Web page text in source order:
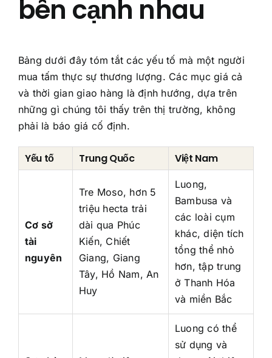
bên cạnh nhau
Bảng dưới đây tóm tắt các yếu tố mà một người
mua tấm thực sự thương lượng. Các mục giá cả
và thời gian giao hàng là định hướng, dựa trên
những gì chúng tôi thấy trên thị trường, không
phải là báo giá cố định.
Yếu tố Trung Quốc Việt Nam
Cơ sở
tài
nguyên
Tre Moso, hơn 5
triệu hecta trải
dài qua Phúc
Kiến, Chiết
Giang, Giang
Tây, Hồ Nam, An
Huy
Luong,
Bambusa và
các loài cụm
khác, diện tích
tổng thể nhỏ
hơn, tập trung
ở Thanh Hóa
và miền Bắc
Luong có thể
sử dụng và